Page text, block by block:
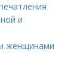
и
женщинами